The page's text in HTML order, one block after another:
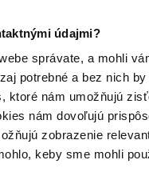
údajmi?
správate, a mohli
potrebné a bez nich
ktoré nám umožňujú
nám dovoľujú
zobrazenie
keby sme mohli